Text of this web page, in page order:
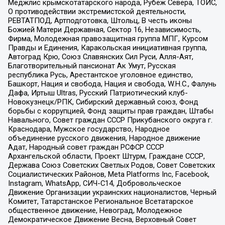
Меджлис крымскотатарского народа, Рубеж Севера, ТОЙС,
О противодействии экстремистской деятельности,
РЕВТАТПОД, Артподготовка, Штольц, В честь иконы
Божией Матери Державная, Сектор 16, Независимость,
Фирма, Молодежная правозащитная группа МПГ, Курсом
Правды и Единения, Каракольская инициативная группа,
Автоград Крю, Союз Славянских Сил Руси, Алля-Аят,
Благотворительный пансионат Ак Умут, Русская
республика Русь, Арестантское уголовное единство,
Башкорт, Нация и свобода, Нация и свобода, W.H.С., Фалунь
Дафа, Иртыш Ultras, Русский Патриотический клуб-
Новокузнецк/РПК, Сибирский державный союз, Фонд
борьбы с коррупцией, Фонд защиты прав граждан, Штабы
Навального, Совет граждан СССР Прикубанского округа г.
Краснодара, Мужское государство, Народное
объединение русского движения, Народное движение
Адат, Народный совет граждан РСФСР СССР
Архангельской области, Проект Штурм, Граждане СССР,
Держава Союз Советских Светлых Родов, Совет Советских
Социалистических Районов, Meta Platforms Inc, Facebook,
Instagram, WhatsApp, СИЧ-С14, Добровольческое
Движение Организации украинских националистов, Черный
Комитет, Татарстанское Региональное Всетатарское
общественное движение, Невоград, Молодежное
Демократическое Движение Весна, Верховный Совет